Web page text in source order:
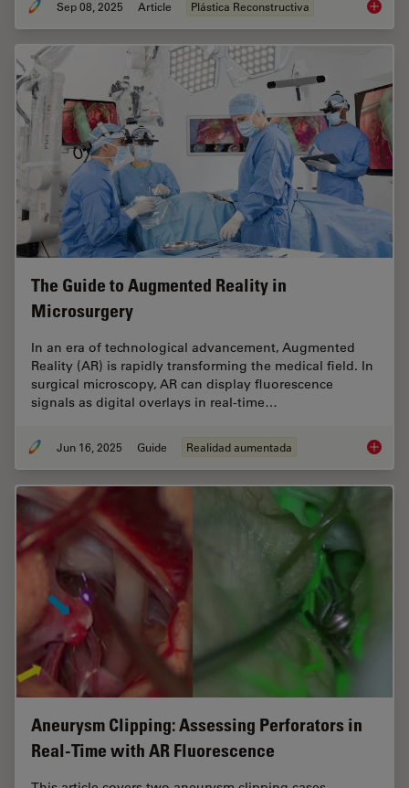
Sep 08, 2025 Article Plástica Reconstructiva A
The Guide to Augmented Reality in
Microsurgery
In an era of technological advancement, Augmented
Reality (AR) is rapidly transforming the medical field. In
surgical microscopy, AR can display fluorescence
signals as digital overlays in real-time…
Jun 16, 2025 Guide Realidad aumentada The
Aneurysm Clipping: Assessing Perforators in
Real-Time with AR Fluorescence